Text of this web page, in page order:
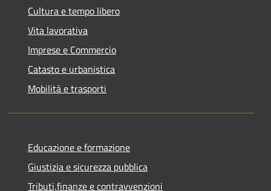
Cultura e tempo libero
Vita lavorativa
Imprese e Commercio
Catasto e urbanistica
Mobilità e trasporti
Educazione e formazione
Giustizia e sicurezza pubblica
Tributi,finanze e contravvenzioni